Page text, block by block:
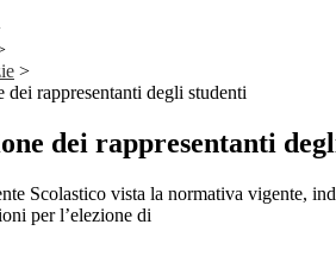
>
dei rappresentanti degli studenti
dei rappresentanti
Scolastico vista la normativa vigente,
per l’elezione di